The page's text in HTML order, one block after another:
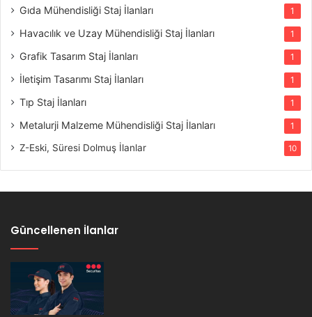
Gıda Mühendisliği Staj İlanları 1
Havacılık ve Uzay Mühendisliği Staj İlanları 1
Grafik Tasarım Staj İlanları 1
İletişim Tasarımı Staj İlanları 1
Tıp Staj İlanları 1
Metalurji Malzeme Mühendisliği Staj İlanları 1
Z-Eski, Süresi Dolmuş İlanlar 10
Güncellenen İlanlar